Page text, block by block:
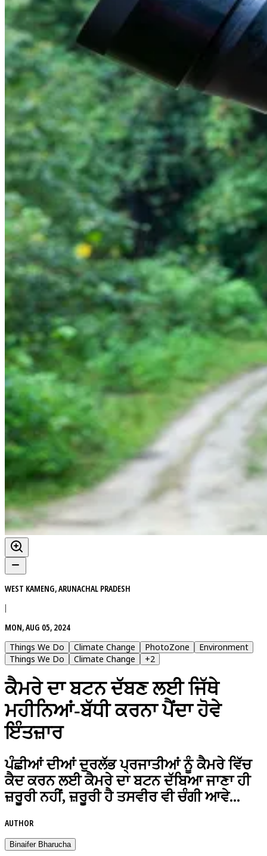
WEST KAMENG, ARUNACHAL PRADESH
|
MON, AUG 05, 2024
Things We Do
Climate Change PhotoZone
Environment
Things We Do
Climate Change +2
ਕੈਮਰੇ ਦਾ ਬਟਨ ਦੱਬਣ ਲਈ ਜਿੱਥੇ
ਮਹੀਨਿਆਂ-ਬੱਧੀ ਕਰਨਾ ਪੈਂਦਾ ਹੋਵੇ
ਇੰਤਜ਼ਾਰ
ਪੰਛੀਆਂ ਦੀਆਂ ਦੁਰਲੱਭ ਪ੍ਰਜਾਤੀਆਂ ਨੂੰ ਕੈਮਰੇ ਵਿੱਚ
ਕੈਦ ਕਰਨ ਲਈ ਕੈਮਰੇ ਦਾ ਬਟਨ ਦੱਬਿਆ ਜਾਣਾ ਹੀ
ਜ਼ਰੂਰੀ ਨਹੀਂ, ਜ਼ਰੂਰੀ ਹੈ ਤਸਵੀਰ ਵੀ ਚੰਗੀ ਆਵੇ...
AUTHOR
Binaifer Bharucha